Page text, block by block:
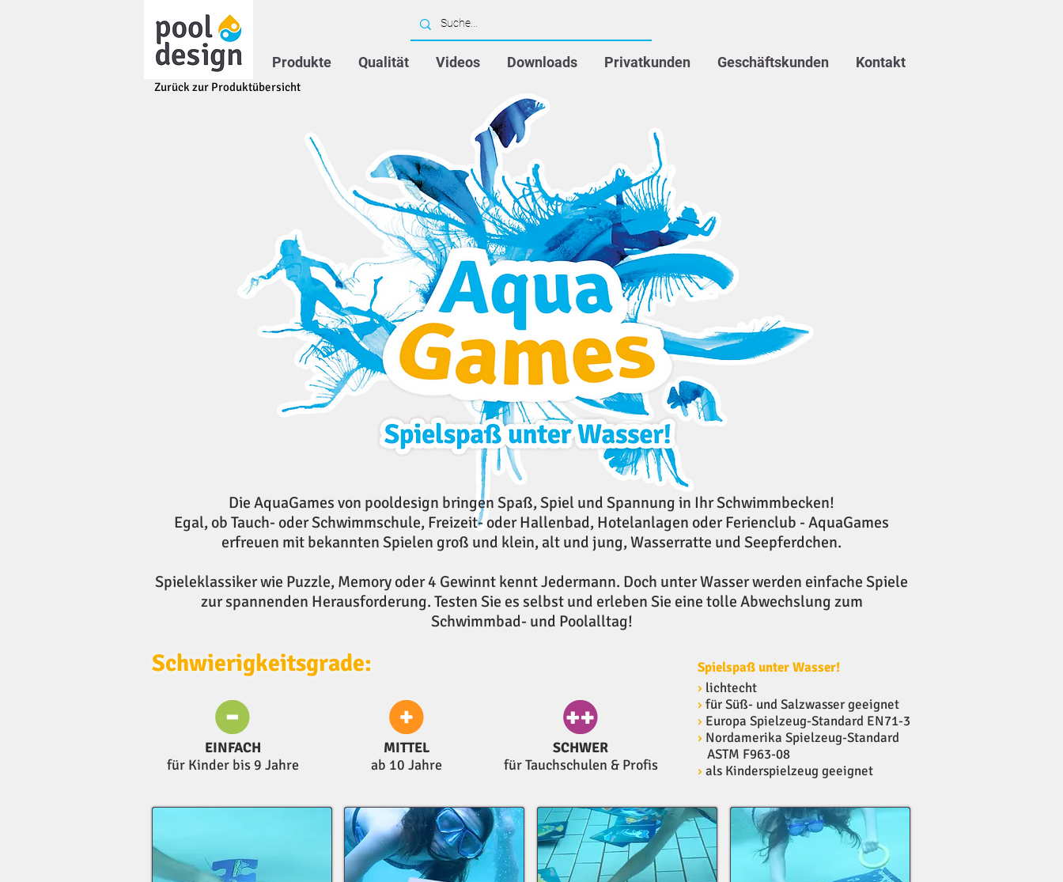
Produkte Qualität Videos Downloads Privatkunden Geschäftskunden Kontakt
Zurück zur Produktübersicht
Die AquaGames von pooldesign bringen Spaß, Spiel und Spannung in Ihr Schwimmbecken!
Egal, ob Tauch- oder Schwimmschule, Freizeit- oder Hallenbad, Hotelanlagen oder Ferienclub - AquaGames
erfreuen mit bekannten Spielen groß und klein, alt und jung, Wasserratte und Seepferdchen.
Spieleklassiker wie Puzzle, Memory oder 4 Gewinnt kennt Jedermann. Doch unter Wasser werden einfache Spiele
zur spannenden Herausforderung. Testen Sie es selbst und erleben Sie eine tolle Abwechslung zum
Schwimmbad- und Poolalltag!
Spielspaß unter Wasser!
› lichtecht
› für Süß- und Salzwasser geeignet
› Europa Spielzeug-Standard EN71-3
› Nordamerika Spielzeug-Standard
ASTM F963-08
› als Kinderspielzeug geeignet
Schwierigkeitsgrade:
EINFACH
für Kinder bis 9 Jahre
MITTEL
ab 10 Jahre
SCHWER
für Tauchschulen & Profis